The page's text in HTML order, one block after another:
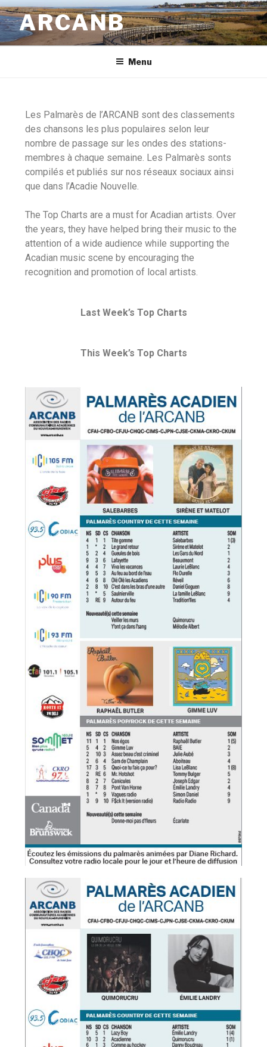
ARCANB
Menu
Les Palmarès de l’ARCANB sont des classements
des chansons les plus populaires selon leur
nombre de passage sur les ondes des stations-
membres à chaque semaine. Les Palmarès sonts
compilés et publiés sur nos réseaux sociaux ainsi
que dans l’Acadie Nouvelle.
The Top Charts are a must for Acadian artists. Over
the years, they have helped bring their music to the
attention of a wide audience while supporting the
Acadian music scene by encouraging the
recognition and promotion of local artists.
Last Week’s Top Charts
This Week’s Top Charts